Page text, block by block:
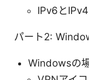
IPv6と
パート2:
Windowsの